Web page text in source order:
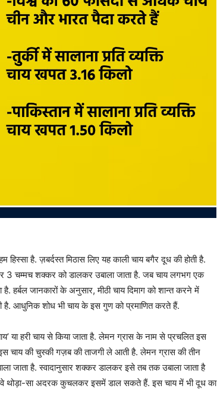
है. ज़बर्दस्त मिठास लिए यह काली चाय बगैर दूध की होती है.
3 चम्मच शक्कर को डालकर उबाला जाता है. जब चाय लगभग एक
हर्बल जानकारों के अनुसार, मीठी चाय दिमाग को शान्त करने में
है. आधुनिक शोध भी चाय के इस गुण को प्रमाणित करते हैं.
या हरी चाय से किया जाता है. लेमन ग्रास के नाम से प्रचलित इस
चाय की चुस्की गज़ब की ताजगी ले आती है. लेमन ग्रास की तीन
जाता है. स्वादानुसार शक्कर डालकर इसे तब तक उबाला जाता है
थोड़ा-सा अदरक कुचलकर इसमें डाल सकते हैं. इस चाय में भी दूध का